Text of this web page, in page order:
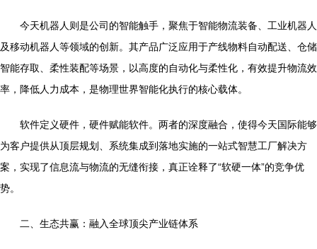
今天机器人则是公司的智能触手，聚焦于智能物流装备、工业机器人
及移动机器人等领域的创新。其产品广泛应用于产线物料自动配送、仓储
智能存取、柔性装配等场景，以高度的自动化与柔性化，有效提升物流效
率，降低人力成本，是物理世界智能化执行的核心载体。
软件定义硬件，硬件赋能软件。两者的深度融合，使得今天国际能够
为客户提供从顶层规划、系统集成到落地实施的一站式智慧工厂解决方
案，实现了信息流与物流的无缝衔接，真正诠释了“软硬一体”的竞争优
势。
二、生态共赢：融入全球顶尖产业链体系